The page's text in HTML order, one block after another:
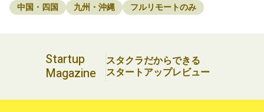
中国・四国
九州・沖縄 フルリモートのみ
Startup
Magazine
スタクラだからできる
スタートアップレビュー